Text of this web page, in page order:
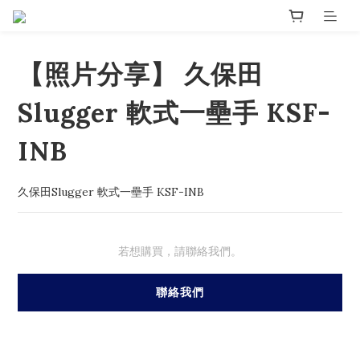
【照片分享】 久保田
Slugger 軟式一壘手 KSF-
INB
久保田Slugger 軟式一壘手 KSF-INB
若想購買，請聯絡我們。
聯絡我們